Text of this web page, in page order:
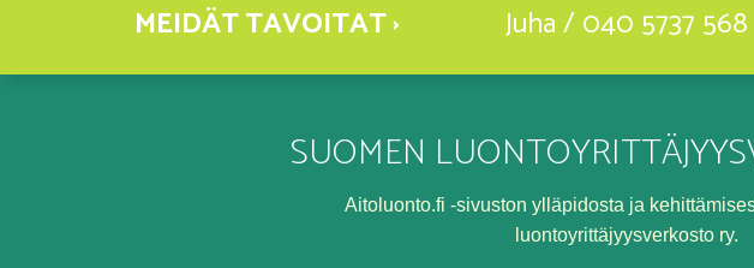
MEIDÄT TAVOITAT › Juha / 040 5737 568
SUOMEN
Aitoluonto.fi -sivuston ylläpidosta ja
luontoyrittäjyysverkosto ry.